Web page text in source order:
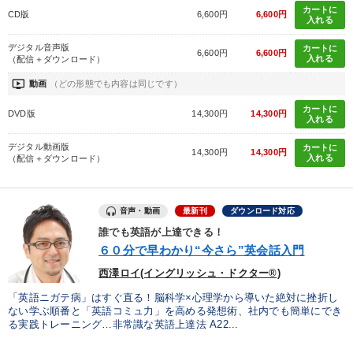
CD版 6,600円 6,600円
カートに
入れる
デジタル音声版
（配信＋ダウンロード）
6,600円 6,600円
カートに
入れる
ondemand_video 動画 （どの形態でも内容は同じです）
DVD版 14,300円 14,300円
カートに
入れる
デジタル動画版
（配信＋ダウンロード）
14,300円 14,300円
カートに
入れる
音声・動画 最新刊 ダウンロード対応
誰でも英語が上達できる！
６０分で早わかり“今さら”英会話入門
西澤ロイ(イングリッシュ・ドクター®)
「英語ニガテ病」はすぐ直る！脳科学×心理学から導いた絶対に挫折し
ない学ぶ順番と「英語コミュ力」を高める発想術、社内でも簡単にでき
る実践トレーニング…非常識な英語上達法 A22...